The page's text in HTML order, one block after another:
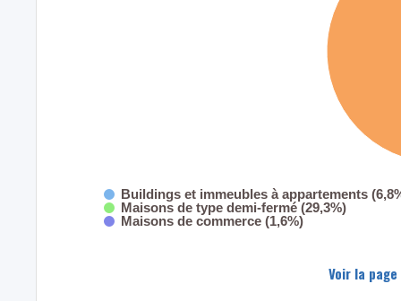
Buildings et immeubles à appartements
Maisons de type demi-fermé (29,3%)
Maisons de commerce (1,6%)
Voir la